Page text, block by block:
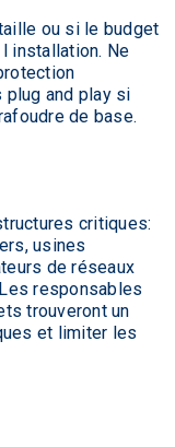
ou si le budget
installation. Ne
and play si
de base.
critiques:
usines
de réseaux
responsables
trouveront un
et limiter les